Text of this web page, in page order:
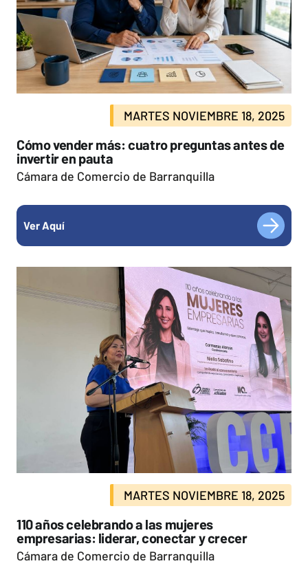
MARTES NOVIEMBRE 18, 2025
Cómo vender más: cuatro preguntas antes de
invertir en pauta
Cámara de Comercio de Barranquilla
Ver Aquí
MARTES NOVIEMBRE 18, 2025
110 años celebrando a las mujeres
empresarias: liderar, conectar y crecer
Cámara de Comercio de Barranquilla